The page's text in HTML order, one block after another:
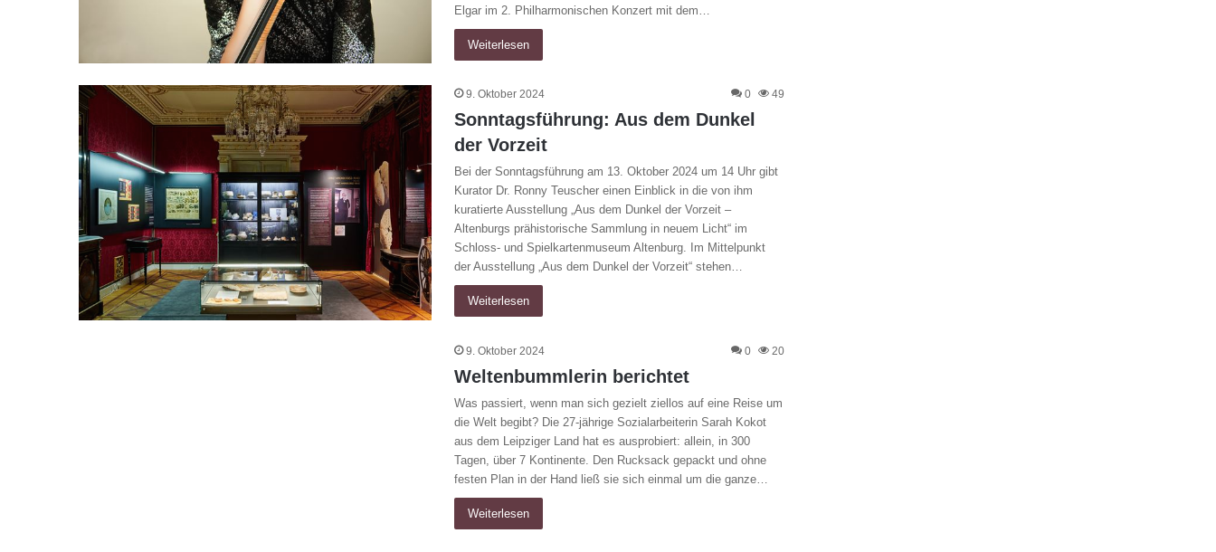
Elgar im 2. Philharmonischen Konzert mit dem…
Weiterlesen
9. Oktober 2024 0 49
Sonntagsführung: Aus dem Dunkel
der Vorzeit
Bei der Sonntagsführung am 13. Oktober 2024 um 14 Uhr gibt
Kurator Dr. Ronny Teuscher einen Einblick in die von ihm
kuratierte Ausstellung „Aus dem Dunkel der Vorzeit –
Altenburgs prähistorische Sammlung in neuem Licht“ im
Schloss- und Spielkartenmuseum Altenburg. Im Mittelpunkt
der Ausstellung „Aus dem Dunkel der Vorzeit“ stehen…
Weiterlesen
9. Oktober 2024 0 20
Weltenbummlerin berichtet
Was passiert, wenn man sich gezielt ziellos auf eine Reise um
die Welt begibt? Die 27-jährige Sozialarbeiterin Sarah Kokot
aus dem Leipziger Land hat es ausprobiert: allein, in 300
Tagen, über 7 Kontinente. Den Rucksack gepackt und ohne
festen Plan in der Hand ließ sie sich einmal um die ganze…
Weiterlesen